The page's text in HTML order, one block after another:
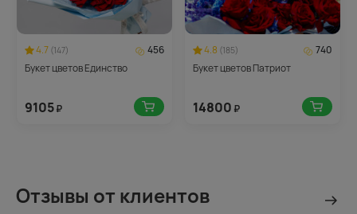
4.7 (147)
456
Букет цветов Единство
9105₽
4.8 (185)
740
Букет цветов Патриот
14800 ₽
Отзывы от клиентов